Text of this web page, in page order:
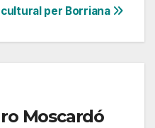
cultural per Borriana
Moscardó